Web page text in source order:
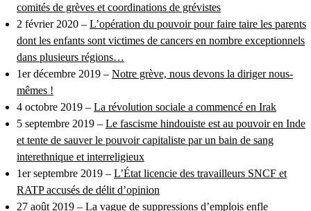
comités de grèves et coordinations de grévistes
2 février 2020 – L’opération du pouvoir pour faire taire les parents
dont les enfants sont victimes de cancers en nombre exceptionnels
dans plusieurs régions…
1er décembre 2019 – Notre grève, nous devons la diriger nous-
mêmes !
4 octobre 2019 – La révolution sociale a commencé en Irak
5 septembre 2019 – Le fascisme hindouiste est au pouvoir en Inde
et tente de sauver le pouvoir capitaliste par un bain de sang
interethnique et interreligieux
1er septembre 2019 – L’État licencie des travailleurs SNCF et
RATP accusés de délit d’opinion
27 août 2019 – La vague de suppressions d’emplois enfle